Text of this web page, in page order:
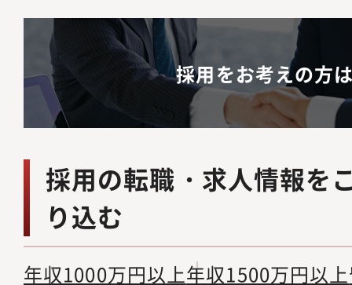
採用をお考えの方
採用の転職・求人情報を
り込む
年収1000万円以上年収1500万円以上